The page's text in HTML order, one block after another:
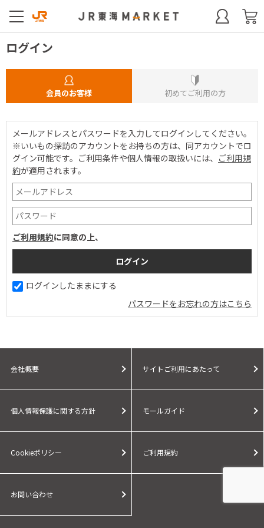
ログイン
会員のお客様 初めてご利用の方
メールアドレスとパスワードを入力してログインしてください。
※いいもの探訪のアカウントをお持ちの方は、同アカウントでロ
グイン可能です。 ご利用条件や個人情報の取扱いには、 ご利用規
約が適用されます。
ご利用規約に同意の上、
ログインしたままにする
パスワードをお忘れの方はこちら
会社概要 サイトご利用にあたって
個人情報保護に関する方針 モールガイド
Cookieポリシー ご利用規約
お問い合わせ